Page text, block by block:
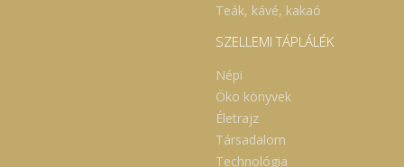
Teák, kávé, kakaó
SZELLEMI TÁPLÁLÉK
Népi
Öko könyvek
Életrajz
Társadalom
Technológia